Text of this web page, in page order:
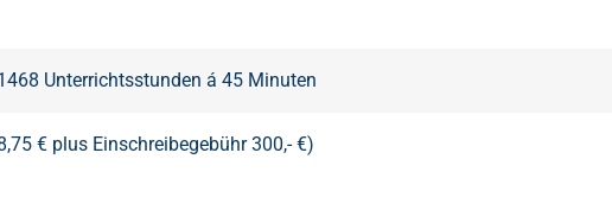
Unterrichtsstunden á 45 Minuten
€ plus Einschreibegebühr 300,- €)